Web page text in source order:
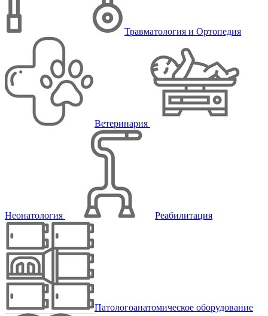
Травматология и Ортопедия
Ветеринария
Неонатология Реабилитация
Патологоанатомическое оборудование